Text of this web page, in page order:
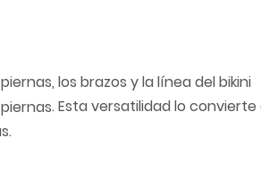
los brazos y la línea del bikini
. Esta versatilidad lo